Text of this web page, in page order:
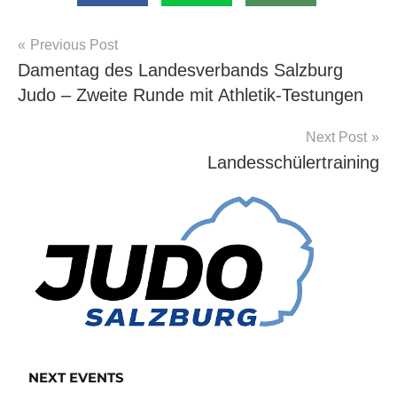
Allgemein
Beitragsnavigation
Previous Post
Damentag des Landesverbands Salzburg
Judo – Zweite Runde mit Athletik-Testungen
Next Post
Landesschülertraining
NEXT EVENTS